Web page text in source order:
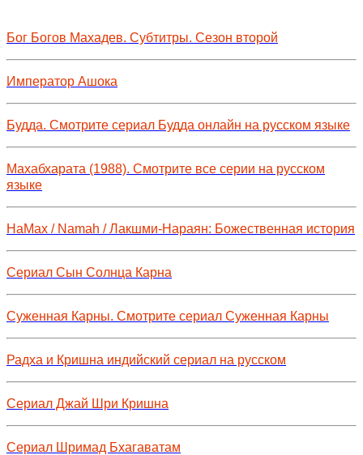
Бог Богов Махадев. Субтитры. Сезон второй
Император Ашока
Будда. Смотрите сериал Будда онлайн на русском языке
Махабхарата (1988). Смотрите все серии на русском
языке
НаМах / Namah / Лакшми-Нараян: Божественная история
Сериал Сын Солнца Карна
Суженная Карны. Смотрите сериал Суженная Карны
Радха и Кришна индийский сериал на русском
Сериал Джай Шри Кришна
Сериал Шримад Бхагаватам